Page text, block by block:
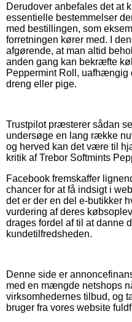
Derudover anbefales det at
essentielle bestemmelser
med bestillingen, som
forretningen kører med. I
afgørende, at man altid
anden gang kan bekræfte
Peppermint Roll, uafhængig
dreng eller pige.
Trustpilot præsterer sådan
undersøge en lang række
og herved kan det være til
kritik af Trebor Softmints
Facebook fremskaffer
chancer for at få indsigt i
det er der en del e-butikker
vurdering af deres
drages fordel af til at danne
kundetilfredsheden.
Denne side er
med en mængde netshops
virksomhedernes tilbud, og
bruger fra vores website